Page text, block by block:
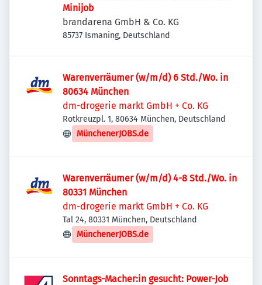
Minijob
brandarena GmbH & Co. KG
85737 Ismaning, Deutschland
Warenverräumer (w/m/d) 6 Std./Wo. in
80634 München
dm-drogerie markt GmbH + Co. KG
Rotkreuzpl. 1, 80634 München, Deutschland
MünchenerJOBS.de
Warenverräumer (w/m/d) 4-8 Std./Wo. in
80331 München
dm-drogerie markt GmbH + Co. KG
Tal 24, 80331 München, Deutschland
MünchenerJOBS.de
Sonntags-Macher:in gesucht: Power-Job